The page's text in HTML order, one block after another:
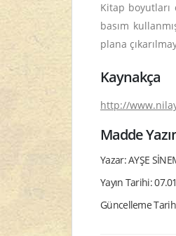
Kitap boyutları
basım
plana
Kaynakça
http://
Madde
Yazar: AYŞE
Yayın Tarihi:
Güncelleme